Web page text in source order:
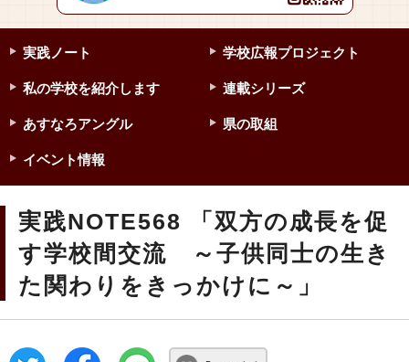
実践ノート 学校広報プロジェクト
私の学校を紹介します 連載シリーズ
あすなろアングル 県の取組
イベント情報
実践NOTE568 「双方の成長を促
す学校間交流 ～子供同士の生き
た関わりをきっかけに～」